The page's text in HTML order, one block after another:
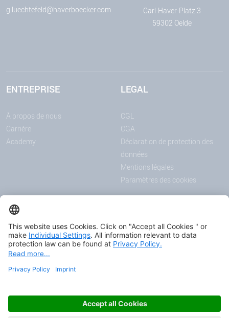
g.luechtefeld@haverboecker.com
Carl-Haver-Platz 3
59302 Oelde
ENTREPRISE
À propos de nous
Carrière
Academy
LEGAL
CGL
CGA
Déclaration de protection des
données
Mentions légales
Paramètres des cookies
ANNONCES
Actualités
Salons et événements
Downloadcenter
© 2026 HAVER & BOECKER OHG